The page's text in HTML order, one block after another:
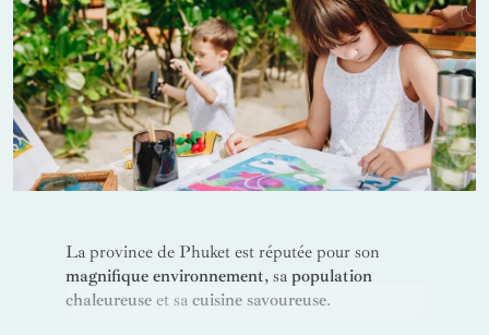
La province de Phuket est réputée pour son
magnifique environnement, sa population
chaleureuse et sa cuisine savoureuse.